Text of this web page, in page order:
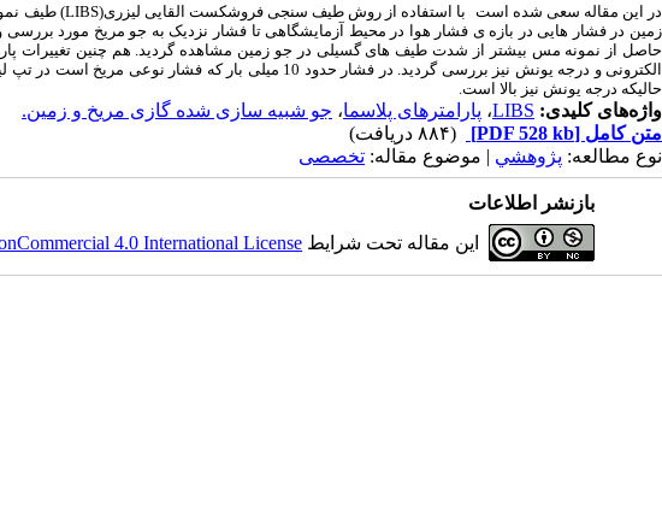
در این مقاله سعی شده است با استفاده از روش طیف سنجی فروشکست القایی لیزری(LIBS) طیف
زمین در فشار هایی در بازه ی فشار هوا در محیط آزمایشگاهی تا فشار نزدیک به جو مریخ مورد بررسی
حاصل از نمونه مس بیشتر از شدت طیف های گسیلی در جو زمین مشاهده گردید. هم چنین تغییرات
حالیکه درجه یونش نیز بالا است.
واژه‌های کلیدی: LIBS، پارامترهای پلاسما، جو شبیه سازی شده گازی مریخ و زمین.
متن کامل [PDF 528 kb]
(۸۸۴ دریافت)
نوع مطالعه: پژوهشي | موضوع مقاله: تخصصی
بازنشر اطلاعات
این مقاله تحت شرایط 4.0 International License